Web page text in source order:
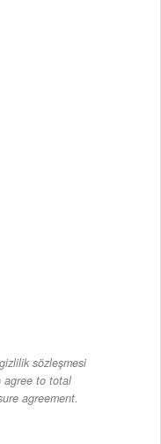
sözleşmesi
agree to total
agreement.